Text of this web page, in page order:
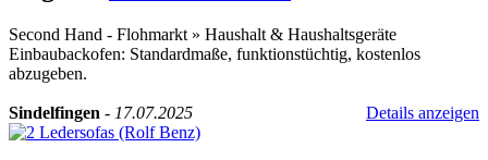
Second Hand - Flohmarkt » Haushalt & Haushaltsgeräte
Einbaubackofen: Standardmaße, funktionstüchtig, kostenlos
abzugeben.
Sindelfingen - 17.07.2025 Details anzeigen